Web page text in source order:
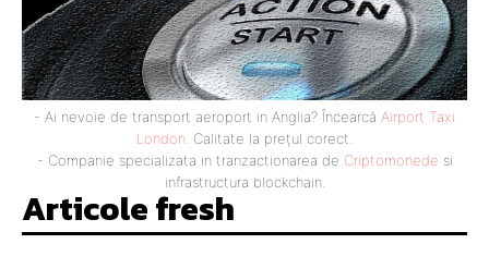
- Ai nevoie de transport aeroport in Anglia? Încearcă Airport Taxi
London . Calitate la prețul corect.
- Companie specializata in tranzactionarea de Criptomonede si
infrastructura blockchain.
Articole fresh